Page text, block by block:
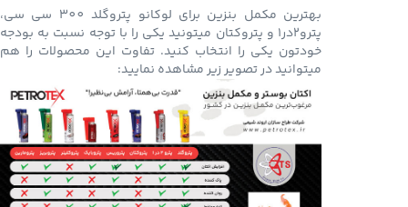
بهترین مکمل بنزین برای لوکانو پتروگلد 300 سی سی،
پترو2در1 و پتروکتان میتونید یکی را با توجه نسبت به بودجه
خودتون یکی را انتخاب کنید. تفاوت این محصولات را هم
میتوانید در تصویر زیر مشاهده نمایید: